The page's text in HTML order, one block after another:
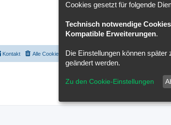
Alle
Cookie-Einstellungen
Alle Cookies löschen
Kontakt
Cookies gesetzt für folgende
Technisch notwendige
Kompatible Erweiterungen.
Die Einstellungen können später
geändert werden.
Zu den Cookie-Einstellungen